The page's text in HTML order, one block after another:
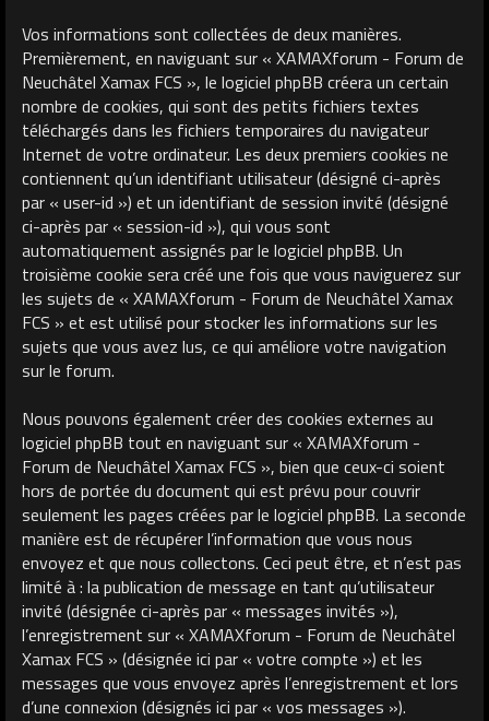
Vos informations sont collectées de deux manières.
Premièrement, en naviguant sur « XAMAXforum - Forum de
Neuchâtel Xamax FCS », le logiciel phpBB créera un certain
nombre de cookies, qui sont des petits fichiers textes
téléchargés dans les fichiers temporaires du navigateur
Internet de votre ordinateur. Les deux premiers cookies ne
contiennent qu’un identifiant utilisateur (désigné ci-après
par « user-id ») et un identifiant de session invité (désigné
ci-après par « session-id »), qui vous sont
automatiquement assignés par le logiciel phpBB. Un
troisième cookie sera créé une fois que vous naviguerez sur
les sujets de « XAMAXforum - Forum de Neuchâtel Xamax
FCS » et est utilisé pour stocker les informations sur les
sujets que vous avez lus, ce qui améliore votre navigation
sur le forum.
Nous pouvons également créer des cookies externes au
logiciel phpBB tout en naviguant sur « XAMAXforum -
Forum de Neuchâtel Xamax FCS », bien que ceux-ci soient
hors de portée du document qui est prévu pour couvrir
seulement les pages créées par le logiciel phpBB. La seconde
manière est de récupérer l’information que vous nous
envoyez et que nous collectons. Ceci peut être, et n’est pas
limité à : la publication de message en tant qu’utilisateur
invité (désignée ci-après par « messages invités »),
l’enregistrement sur « XAMAXforum - Forum de Neuchâtel
Xamax FCS » (désignée ici par « votre compte ») et les
messages que vous envoyez après l’enregistrement et lors
d’une connexion (désignés ici par « vos messages »).